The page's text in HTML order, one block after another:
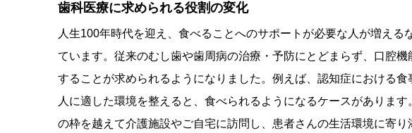
歯科医療に求められる役割の変化
人生100年時代を迎え、食べることへのサポートが必要な人が増える
ています。従来のむし歯や歯周病の治療・予防にとどまらず、口腔
することが求められるようになりました。例えば、認知症における
人に適した環境を整えると、食べられるようになるケースがありま
の枠を越えて介護施設やご自宅に訪問し、患者さんの生活環境に寄